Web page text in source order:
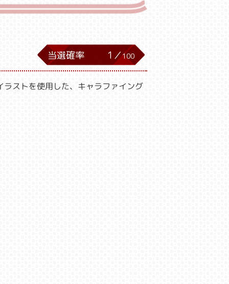
当選確率 1／100
ストを使用した、キャラファイング